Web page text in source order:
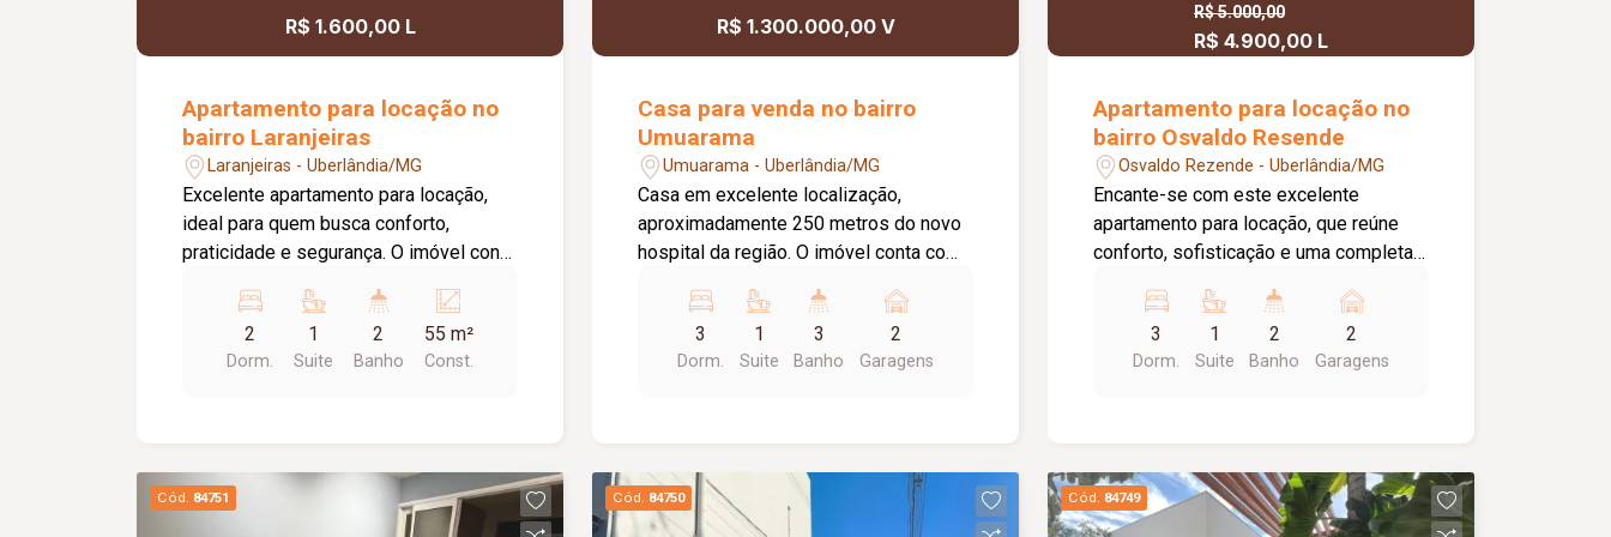
privilegiada e grande potencial para
instalação ou expansão de suas
conheça o espaço ideal para o sucesso
do seu negócio!
R$ 1.600,00 L
Apartamento para locação no
bairro Laranjeiras
Laranjeiras - Uberlândia/MG
Excelente apartamento para locação,
ideal para quem busca conforto,
praticidade e segurança. O imóvel conta
planejados, sendo 01 suíte. O banheiro
da suíte possui box em vidro e armário
sob a pia. A sala é aconchegante,
cozinha dispõe de armários, e a área de
serviço também conta com armário,
2
Dorm.
1
Suite
2
Banho
55 m²
Const.
R$ 1.300.000,00 V
Casa para venda no bairro
Umuarama
Umuarama - Uberlândia/MG
Casa em excelente localização,
aproximadamente 250 metros do novo
hospital da região. O imóvel conta com:
armários e ar-condicionado; Sala em 02
ambientes; Sala de TV; Jardim de
inverno; Escritório amplo; Cozinha
fotovoltaica; Ambientes amplos e bem
distribuídos; Excelente localização,
3
Dorm.
1
Suite
3
Banho
2
Garagens
R$ 5.000,00
R$ 4.900,00 L
Apartamento para locação no
bairro Osvaldo Resende
Osvaldo Rezende - Uberlândia/MG
Encante-se com este excelente
apartamento para locação, que reúne
conforto, sofisticação e uma completa
com 03 quartos, todos com armários
planejados, sendo 01 suíte. A sala é
ampla, integrada em 02 ambientes,
funcional. Um dos grandes destaques é
a ampla sacada gourmet, totalmente
3
Dorm.
1
Suite
2
Banho
2
Garagens
Cód. 84751 Cód. 84750 Cód. 84749